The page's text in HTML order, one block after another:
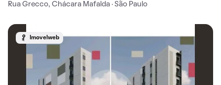
Rua Grecco, Chácara Mafalda · São Paulo
Imovelweb